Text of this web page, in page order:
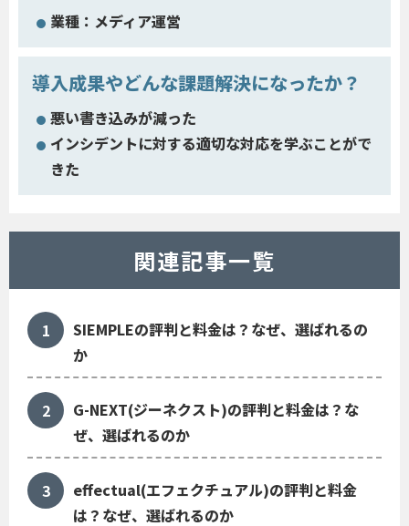
業種：メディア運営
導入成果やどんな課題解決になったか？
悪い書き込みが減った
インシデントに対する適切な対応を学ぶことがで
きた
関連記事一覧
SIEMPLEの評判と料金は？なぜ、選ばれるの
か
G-NEXT(ジーネクスト)の評判と料金は？な
ぜ、選ばれるのか
effectual(エフェクチュアル)の評判と料金
は？なぜ、選ばれるのか